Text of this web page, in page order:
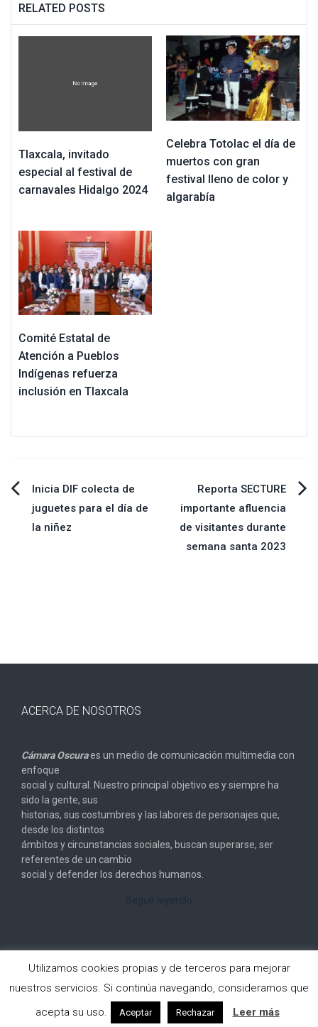
RELATED POSTS
Tlaxcala, invitado
especial al festival de
carnavales Hidalgo 2024
Celebra Totolac el día de
muertos con gran
festival lleno de color y
algarabía
Comité Estatal de
Atención a Pueblos
Indígenas refuerza
inclusión en Tlaxcala
Navegación
de
Inicia DIF colecta de
juguetes para el día de
la niñez
Reporta SECTURE
importante afluencia
de visitantes durante
semana santa 2023
ACERCA DE NOSOTROS
Cámara Oscuraes un medio de comunicación multimedia con
enfoque
social y cultural. Nuestro principal objetivo es y siempre ha
sido la gente, sus
historias, sus costumbres y las labores de personajes que,
desde los distintos
ámbitos y circunstancias sociales, buscan superarse, ser
referentes de un cambio
social y defender los derechos humanos.
Copyright © 2026Cámara Oscura. All rights reserved.
Designed by
FameThemes
Utilizamos cookies propias y de terceros para mejorar
nuestros servicios. Si continúa navegando, consideramos que
acepta su uso.
Aceptar Rechazar Leer más